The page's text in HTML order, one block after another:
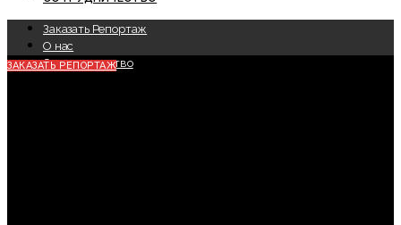
Заказать Репортаж
О нас
Сотрудничество
ЗАКАЗАТЬ РЕПОРТАЖ